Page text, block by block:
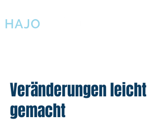
Veränderungen leicht
gemacht